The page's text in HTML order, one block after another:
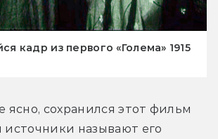
кадр из первого «Голема» 1915
ясно, сохранился этот фильм
источники называют его